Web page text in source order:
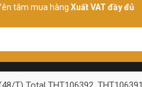
hàngXuất VAT đầy đủ Địa chỉ: